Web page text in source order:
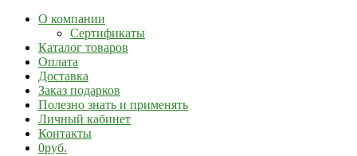
О компании
Сертификаты
Каталог товаров
Оплата
Доставка
Заказ подарков
Полезно знать и применять
Личный кабинет
Контакты
0руб.